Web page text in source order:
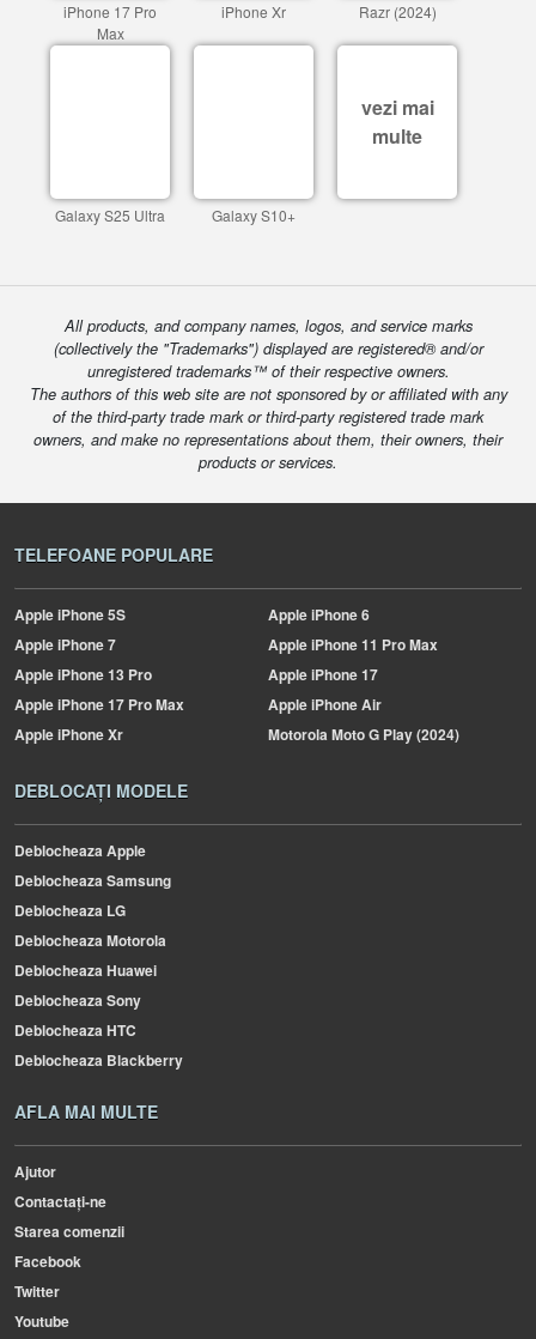
iPhone 17 Pro
Max
iPhone Xr Razr (2024)
Galaxy S25 Ultra Galaxy S10+
vezi mai
multe
All products, and company names, logos, and service marks
(collectively the "Trademarks") displayed are registered® and/or
unregistered trademarks™ of their respective owners.
The authors of this web site are not sponsored by or affiliated with any
of the third-party trade mark or third-party registered trade mark
owners, and make no representations about them, their owners, their
products or services.
TELEFOANE POPULARE
AppleiPhone 5S AppleiPhone 6
AppleiPhone 7 AppleiPhone 11 Pro Max
AppleiPhone 13 Pro AppleiPhone 17
AppleiPhone 17 Pro Max AppleiPhone Air
AppleiPhone Xr MotorolaMoto G Play (2024)
DEBLOCAȚI MODELE
Deblocheaza Apple
Deblocheaza Samsung
Deblocheaza LG
Deblocheaza Motorola
Deblocheaza Huawei
Deblocheaza Sony
Deblocheaza HTC
Deblocheaza Blackberry
AFLA MAI MULTE
Ajutor
Contactați-ne
Starea comenzii
Facebook
Twitter
Youtube